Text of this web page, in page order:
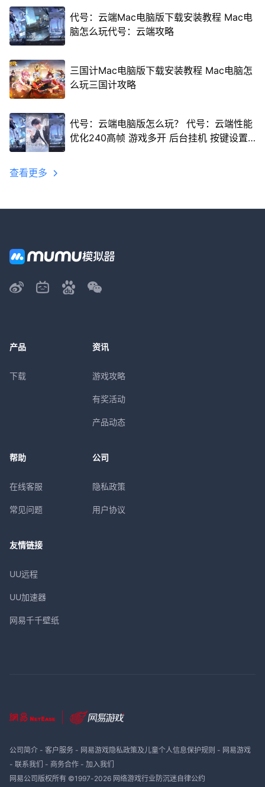
代号：云端Mac电脑版下载安装教程 Mac电
脑怎么玩代号：云端攻略
三国计Mac电脑版下载安装教程 Mac电脑怎
么玩三国计攻略
代号：云端电脑版怎么玩？ 代号：云端性能
优化240高帧 游戏多开 后台挂机 按键设置
查看更多
产品
下载
资讯
游戏攻略
有奖活动
产品动态
帮助
在线客服
常见问题
公司
隐私政策
用户协议
友情链接
UU远程
UU加速器
网易千千壁纸
公司简介- 客户服务- 网易游戏隐私政策及儿童个人信息保护规则 - 网易游戏
- 联系我们 - 商务合作- 加入我们
网易公司版权所有 ©1997-2026 网络游戏行业防沉迷自律公约